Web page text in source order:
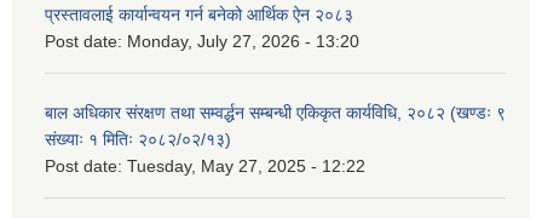
प्रस्तावलाई कार्यान्वयन गर्न बनेको आर्थिक ऐन २०८३
Post date: Monday, July 27, 2026 - 13:20
बाल अधिकार संरक्षण तथा सम्वर्द्धन सम्बन्धी एकिकृत कार्यविधि, २०८२ (खण्डः ९
संख्याः १ मितिः २०८२/०२/१३)
Post date: Tuesday, May 27, 2025 - 12:22